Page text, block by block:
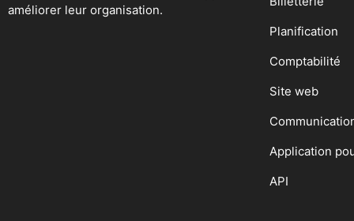
améliorer leur organisation.
Planification
Comptabilité
Site web
Application
API